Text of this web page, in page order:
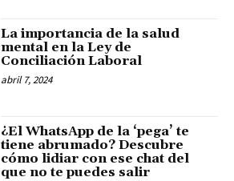
La importancia de la salud
mental en la Ley de
Conciliación Laboral
abril 7, 2024
¿El WhatsApp de la ‘pega’ te
tiene abrumado? Descubre
cómo lidiar con ese chat del
que no te puedes salir